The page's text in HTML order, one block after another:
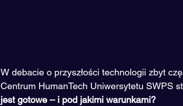
W debacie o przyszłości technologii zbyt
Centrum HumanTech Uniwersytetu SWPS
jest gotowe – i pod jakimi warunkami?